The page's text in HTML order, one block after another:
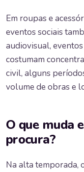
Em roupas e
eventos sociais
audiovisual,
costumam
civil, alguns
volume de obras e
O que muda
procura?
Na alta temporada,